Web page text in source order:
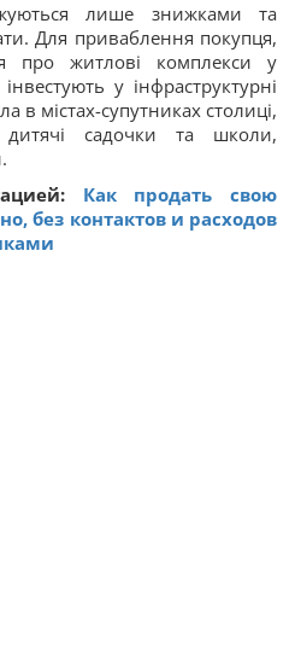
лише знижками та
Для приваблення покупця,
про житлові комплекси у
у інфраструктурні
в містах-супутниках столиці,
дитячі садочки та школи,
Как продать свою
без контактов и расходов